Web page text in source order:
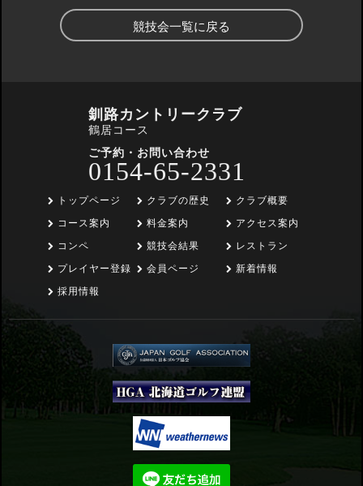
競技会一覧に戻る
釧路カントリークラブ
鶴居コース
ご予約・お問い合わせ
0154-65-2331
トップページ
コース案内
コンペ
プレイヤー登録
採用情報
クラブの歴史
料金案内
競技会結果
会員ページ
クラブ概要
アクセス案内
レストラン
新着情報